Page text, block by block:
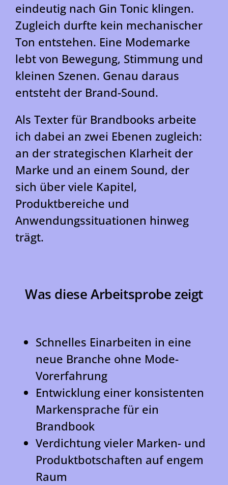
eindeutig nach Gin Tonic klingen.
Zugleich durfte kein mechanischer
Ton entstehen. Eine Modemarke
lebt von Bewegung, Stimmung und
kleinen Szenen. Genau daraus
entsteht der Brand-Sound.
Als Texter für Brandbooks arbeite
ich dabei an zwei Ebenen zugleich:
an der strategischen Klarheit der
Marke und an einem Sound, der
sich über viele Kapitel,
Produktbereiche und
Anwendungssituationen hinweg
trägt.
Was diese Arbeitsprobe zeigt
Schnelles Einarbeiten in eine
neue Branche ohne Mode-
Vorerfahrung
Entwicklung einer konsistenten
Markensprache für ein
Brandbook
Verdichtung vieler Marken- und
Produktbotschaften auf engem
Raum